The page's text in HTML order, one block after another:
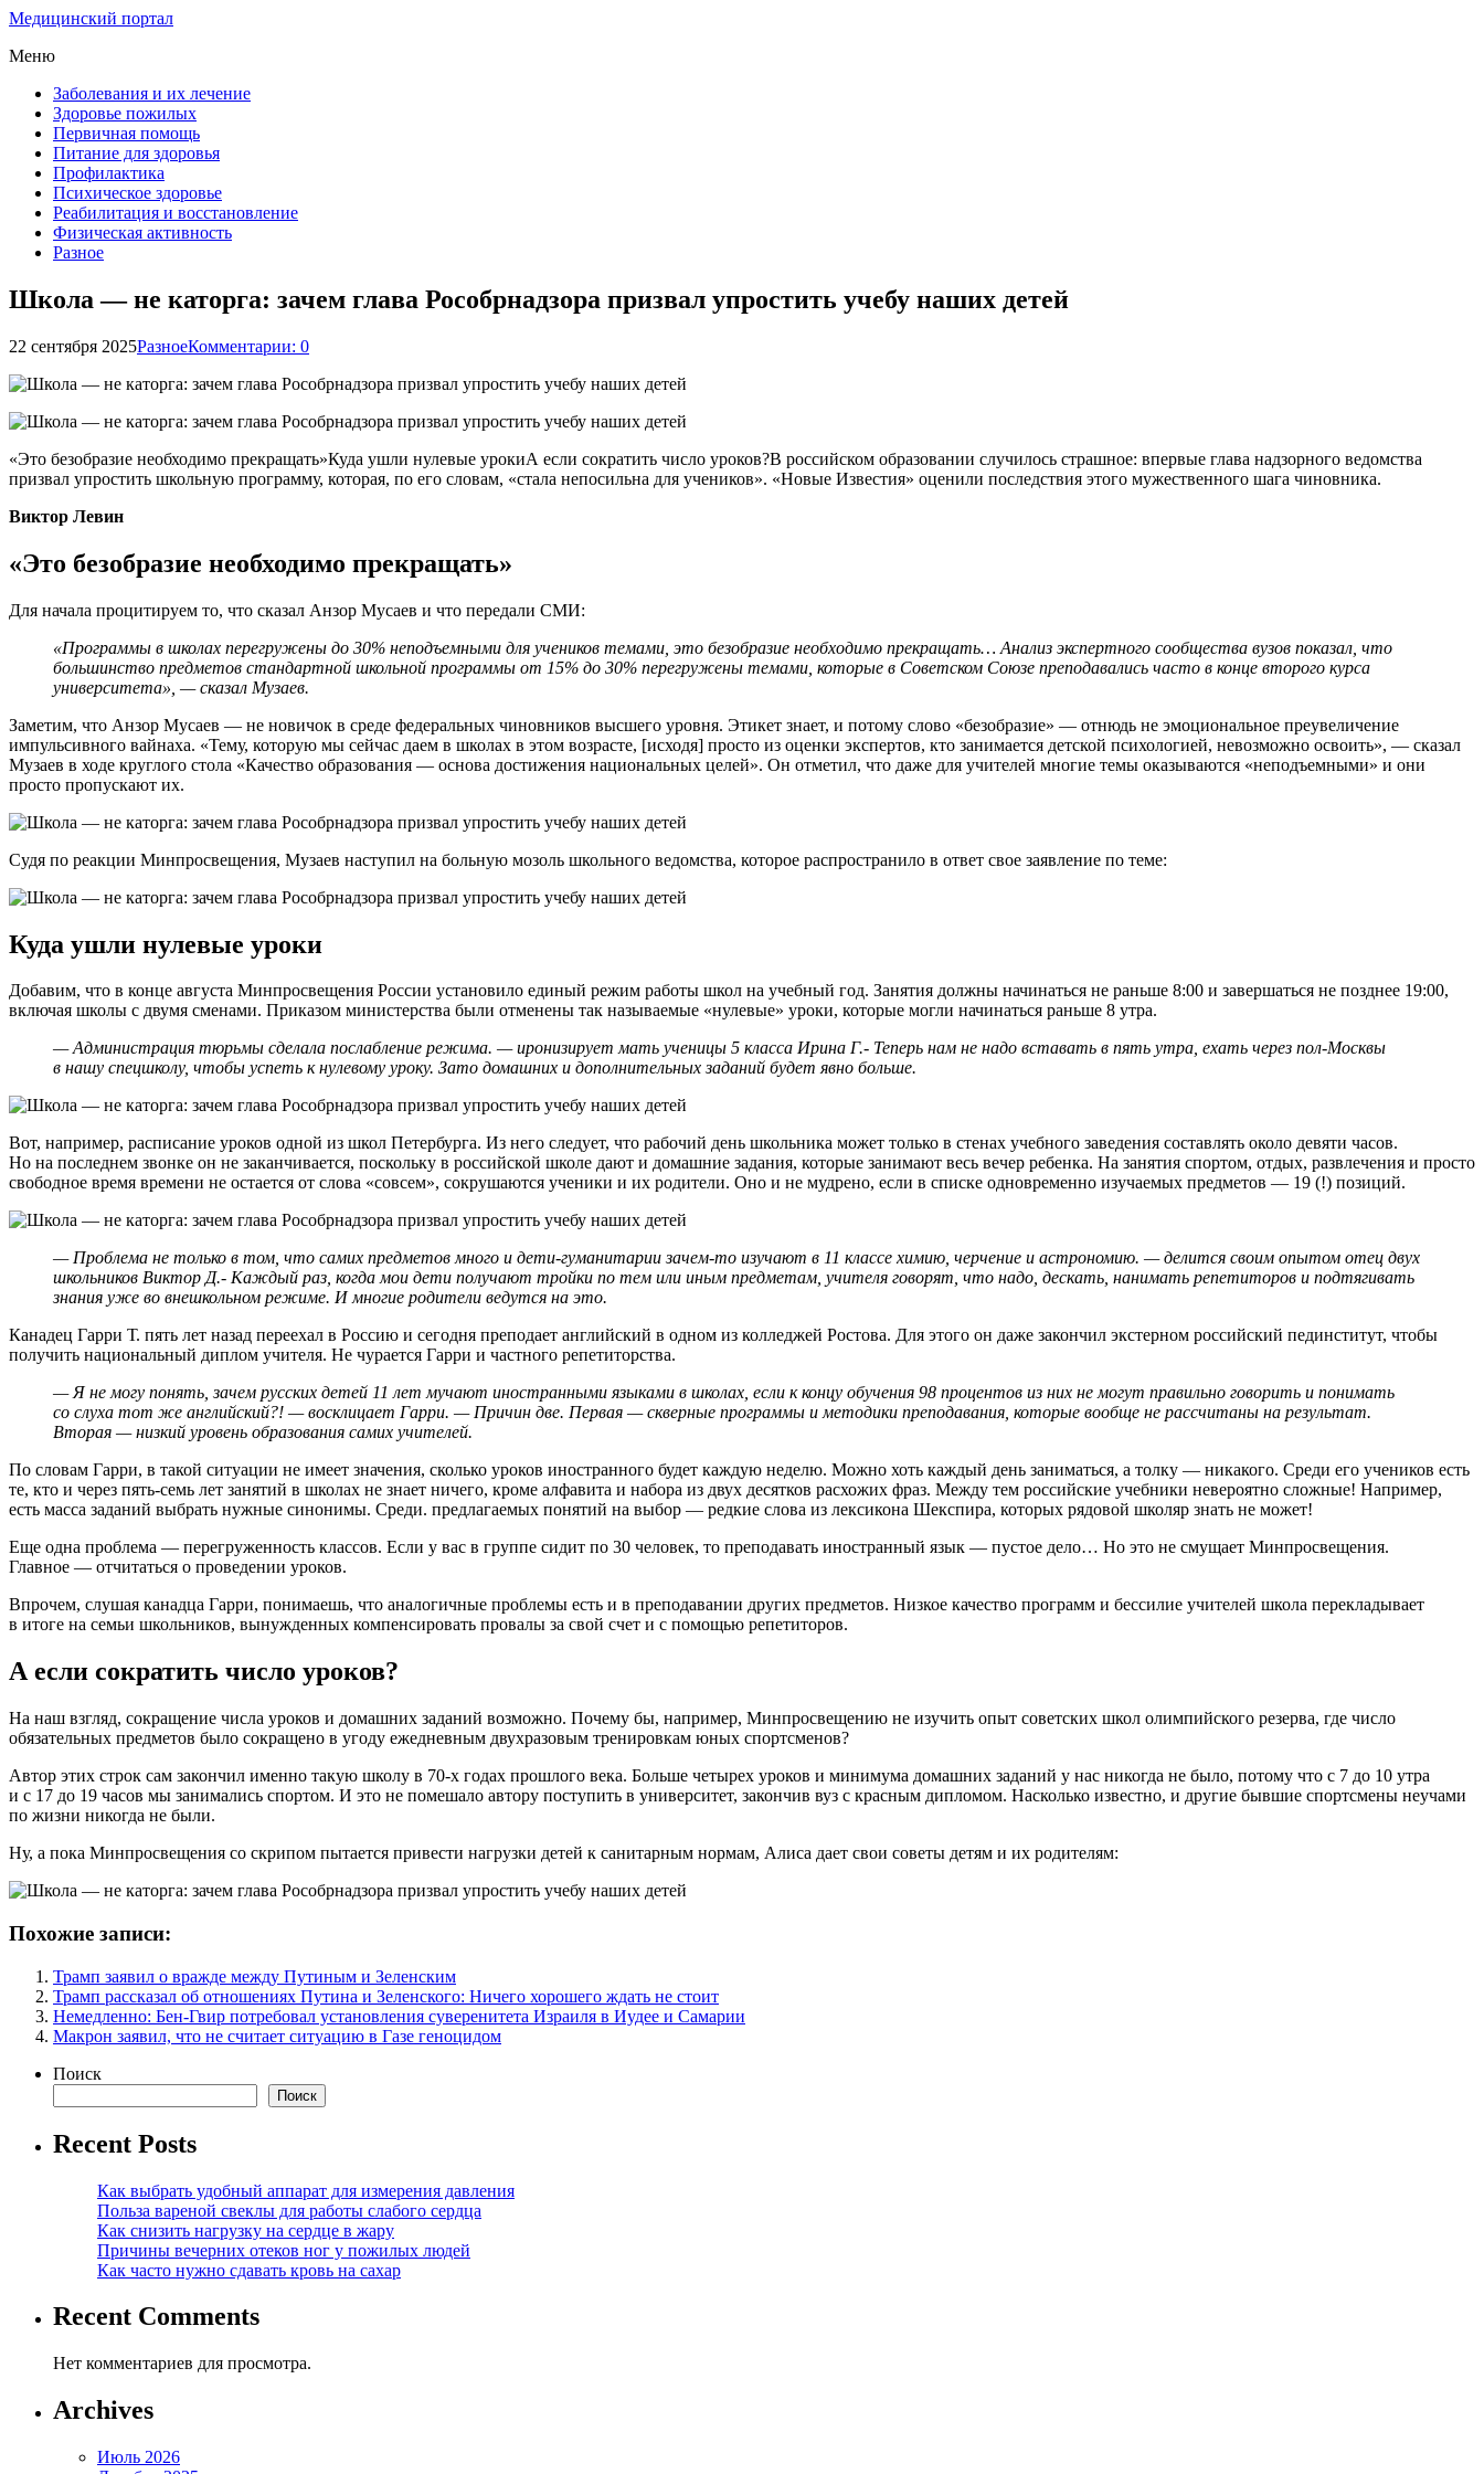
Медицинский портал
Меню
Заболевания и их лечение
Здоровье пожилых
Первичная помощь
Питание для здоровья
Профилактика
Психическое здоровье
Реабилитация и восстановление
Физическая активность
Разное
Школа — не каторга: зачем глава Рособрнадзора призвал упростить учебу наших детей
22 сентября 2025РазноеКомментарии: 0
«Это безобразие необходимо прекращать»Куда ушли нулевые урокиА если сократить число уроков?В российском образовании случилось страшное: впервые глава надзорного ведомства
призвал упростить школьную программу, которая, по его словам, «стала непосильна для учеников». «Новые Известия» оценили последствия этого мужественного шага чиновника.
Виктор Левин
«Это безобразие необходимо прекращать»
Для начала процитируем то, что сказал Анзор Мусаев и что передали СМИ:
«Программы в школах перегружены до 30% неподъемными для учеников темами, это безобразие необходимо прекращать… Анализ экспертного сообщества вузов показал, что
большинство предметов стандартной школьной программы от 15% до 30% перегружены темами, которые в Советском Союзе преподавались часто в конце второго курса
университета», — сказал Музаев.
Заметим, что Анзор Мусаев — не новичок в среде федеральных чиновников высшего уровня. Этикет знает, и потому слово «безобразие» — отнюдь не эмоциональное преувеличение
импульсивного вайнаха. «Тему, которую мы сейчас даем в школах в этом возрасте, [исходя] просто из оценки экспертов, кто занимается детской психологией, невозможно освоить», — сказал
Музаев в ходе круглого стола «Качество образования — основа достижения национальных целей». Он отметил, что даже для учителей многие темы оказываются «неподъемными» и они
просто пропускают их.
Судя по реакции Минпросвещения, Музаев наступил на больную мозоль школьного ведомства, которое распространило в ответ свое заявление по теме:
Куда ушли нулевые уроки
Добавим, что в конце августа Минпросвещения России установило единый режим работы школ на учебный год. Занятия должны начинаться не раньше 8:00 и завершаться не позднее 19:00,
включая школы с двумя сменами. Приказом министерства были отменены так называемые «нулевые» уроки, которые могли начинаться раньше 8 утра.
— Администрация тюрьмы сделала послабление режима. — иронизирует мать ученицы 5 класса Ирина Г.- Теперь нам не надо вставать в пять утра, ехать через пол-Москвы
в нашу спецшколу, чтобы успеть к нулевому уроку. Зато домашних и дополнительных заданий будет явно больше.
Вот, например, расписание уроков одной из школ Петербурга. Из него следует, что рабочий день школьника может только в стенах учебного заведения составлять около девяти часов.
Но на последнем звонке он не заканчивается, поскольку в российской школе дают и домашние задания, которые занимают весь вечер ребенка. На занятия спортом, отдых, развлечения и просто
свободное время времени не остается от слова «совсем», сокрушаются ученики и их родители. Оно и не мудрено, если в списке одновременно изучаемых предметов — 19 (!) позиций.
— Проблема не только в том, что самих предметов много и дети-гуманитарии зачем-то изучают в 11 классе химию, черчение и астрономию. — делится своим опытом отец двух
школьников Виктор Д.- Каждый раз, когда мои дети получают тройки по тем или иным предметам, учителя говорят, что надо, дескать, нанимать репетиторов и подтягивать
знания уже во внешкольном режиме. И многие родители ведутся на это.
Канадец Гарри Т. пять лет назад переехал в Россию и сегодня преподает английский в одном из колледжей Ростова. Для этого он даже закончил экстерном российский пединститут, чтобы
получить национальный диплом учителя. Не чурается Гарри и частного репетиторства.
— Я не могу понять, зачем русских детей 11 лет мучают иностранными языками в школах, если к концу обучения 98 процентов из них не могут правильно говорить и понимать
со слуха тот же английский?! — восклицает Гарри. — Причин две. Первая — скверные программы и методики преподавания, которые вообще не рассчитаны на результат.
Вторая — низкий уровень образования самих учителей.
По словам Гарри, в такой ситуации не имеет значения, сколько уроков иностранного будет каждую неделю. Можно хоть каждый день заниматься, а толку — никакого. Среди его учеников есть
те, кто и через пять-семь лет занятий в школах не знает ничего, кроме алфавита и набора из двух десятков расхожих фраз. Между тем российские учебники невероятно сложные! Например,
есть масса заданий выбрать нужные синонимы. Среди. предлагаемых понятий на выбор — редкие слова из лексикона Шекспира, которых рядовой школяр знать не может!
Еще одна проблема — перегруженность классов. Если у вас в группе сидит по 30 человек, то преподавать иностранный язык — пустое дело… Но это не смущает Минпросвещения.
Главное — отчитаться о проведении уроков.
Впрочем, слушая канадца Гарри, понимаешь, что аналогичные проблемы есть и в преподавании других предметов. Низкое качество программ и бессилие учителей школа перекладывает
в итоге на семьи школьников, вынужденных компенсировать провалы за свой счет и с помощью репетиторов.
А если сократить число уроков?
На наш взгляд, сокращение числа уроков и домашних заданий возможно. Почему бы, например, Минпросвещению не изучить опыт советских школ олимпийского резерва, где число
обязательных предметов было сокращено в угоду ежедневным двухразовым тренировкам юных спортсменов?
Автор этих строк сам закончил именно такую школу в 70-х годах прошлого века. Больше четырех уроков и минимума домашних заданий у нас никогда не было, потому что с 7 до 10 утра
и с 17 до 19 часов мы занимались спортом. И это не помешало автору поступить в университет, закончив вуз с красным дипломом. Насколько известно, и другие бывшие спортсмены неучами
по жизни никогда не были.
Ну, а пока Минпросвещения со скрипом пытается привести нагрузки детей к санитарным нормам, Алиса дает свои советы детям и их родителям:
Похожие записи:
Трамп заявил о вражде между Путиным и Зеленским
Трамп рассказал об отношениях Путина и Зеленского: Ничего хорошего ждать не стоит
Немедленно: Бен-Гвир потребовал установления суверенитета Израиля в Иудее и Самарии
Макрон заявил, что не считает ситуацию в Газе геноцидом
Поиск
Поиск
Recent Posts
Как выбрать удобный аппарат для измерения давления
Польза вареной свеклы для работы слабого сердца
Как снизить нагрузку на сердце в жару
Причины вечерних отеков ног у пожилых людей
Как часто нужно сдавать кровь на сахар
Recent Comments
Нет комментариев для просмотра.
Archives
Июль 2026